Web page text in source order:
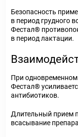
Безопасность
в период грудного
Фестал®
в период лактации.
При
Фестал®
антибиотиков.
Длительный прием
всасывание